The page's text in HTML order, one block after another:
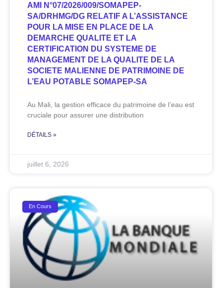
AMI N°07/2026/009/SOMAPEP-
SA/DRHMG/DG RELATIF A L’ASSISTANCE
POUR LA MISE EN PLACE DE LA
DEMARCHE QUALITE ET LA
CERTIFICATION DU SYSTEME DE
MANAGEMENT DE LA QUALITE DE LA
SOCIETE MALIENNE DE PATRIMOINE DE
L’EAU POTABLE SOMAPEP-SA
Au Mali, la gestion efficace du patrimoine de l’eau est
cruciale pour assurer une distribution
DÉTAILS »
juillet 6, 2026
En Cours